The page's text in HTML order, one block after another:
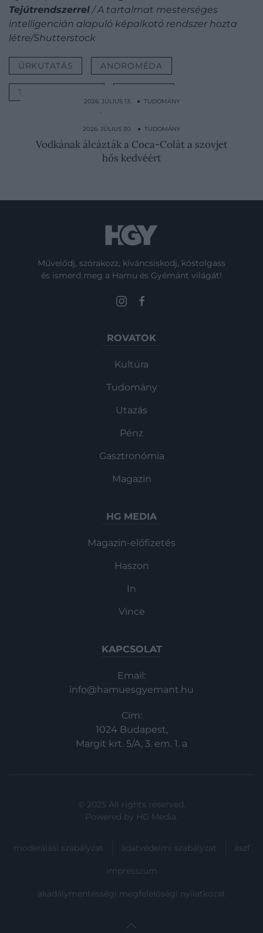
Tejútrendszerrel/ A tartalmat mesterséges
intelligencián alapuló képalkotó rendszer hozta
létre/Shutterstock
ŰRKUTATÁS ANDROMÉDA
TEJÚTRENDSZER
2026. JÚLIUS 13. ● TUDOMÁNY
Teljesen normális, ha magadban beszélsz –
sőt, még hasznos…
2026. JÚLIUS 30. ● TUDOMÁNY
Vodkának álcázták a Coca-Colát a szovjet
hős kedvéért
Művelődj, szórakozz, kíváncsiskodj, kóstolgass
és ismerd meg a Hamu és Gyémánt világát!
ROVATOK
Kultúra
Tudomány
Utazás
Pénz
Gasztronómia
Magazin
HG MEDIA
Magazin-előfizetés
Haszon
In
Vince
KAPCSOLAT
Email:
info@hamuesgyemant.hu
Cím:
1024 Budapest,
Margit krt. 5/A, 3. em. 1. a
© 2025 All rights reserved.
Powered by HG Media.
moderálási szabályzat adatvédelmi szabályzat ászf
impresszum
akadálymentességi megfelelőségi nyilatkozat